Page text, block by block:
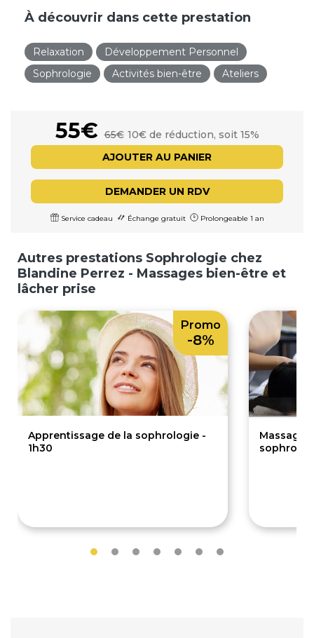
À découvrir dans cette prestation
Relaxation
Développement Personnel
Sophrologie
Activités bien-être Ateliers
55€ 65€ 10€ de réduction, soit 15%
AJOUTER AU PANIER
DEMANDER UN RDV
Service cadeau Échange gratuit Prolongeable 1 an
Autres prestations Sophrologie chez
Blandine Perrez - Massages bien-être et
lâcher prise
Apprentissage de la sophrologie -
1h30
Promo
-8%
Massage